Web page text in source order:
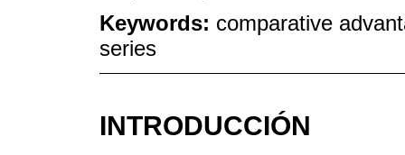
Keywords: comparative
series
INTRODUCCIÓN